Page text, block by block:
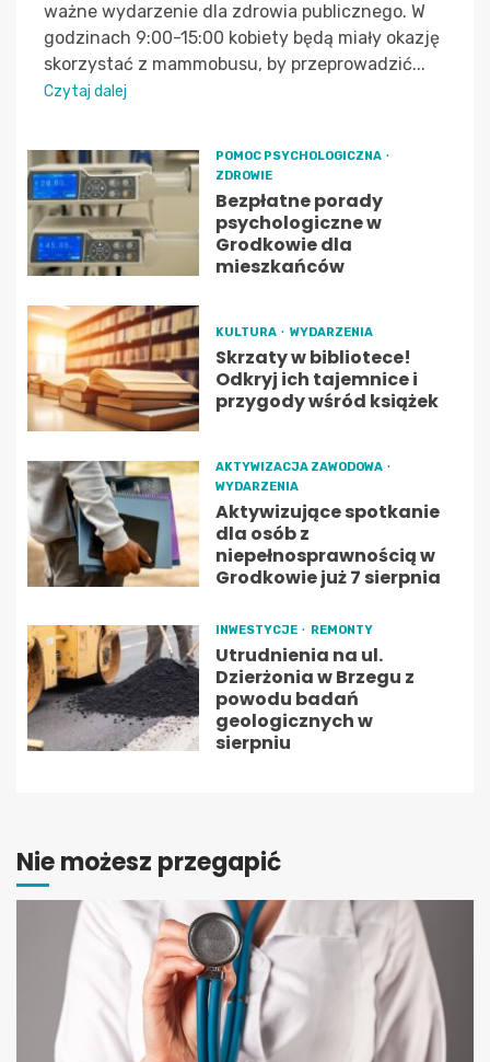
ważne wydarzenie dla zdrowia publicznego. W
godzinach 9:00-15:00 kobiety będą miały okazję
skorzystać z mammobusu, by przeprowadzić...
Czytaj dalej
POMOC PSYCHOLOGICZNA
ZDROWIE
Bezpłatne porady
psychologiczne w
Grodkowie dla
mieszkańców
KULTURA WYDARZENIA
Skrzaty w bibliotece!
Odkryj ich tajemnice i
przygody wśród książek
AKTYWIZACJA ZAWODOWA
WYDARZENIA
Aktywizujące spotkanie
dla osób z
niepełnosprawnością w
Grodkowie już 7 sierpnia
INWESTYCJE REMONTY
Utrudnienia na ul.
Dzierżonia w Brzegu z
powodu badań
geologicznych w
sierpniu
Nie możesz przegapić